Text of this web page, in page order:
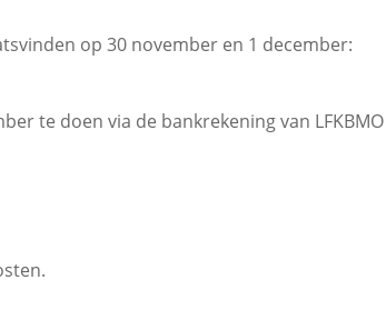
op 30 november en 1 december:
te doen via de bankrekening van LFKBMO